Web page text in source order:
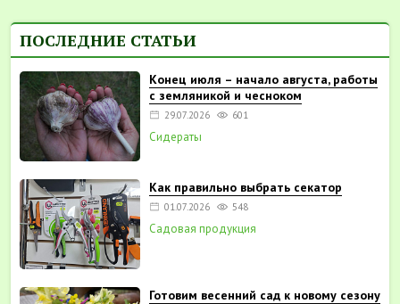
ПОСЛЕДНИЕ СТАТЬИ
Конец июля – начало августа, работы
с земляникой и чесноком
29.07.2026 601
Сидераты
Как правильно выбрать секатор
01.07.2026 548
Садовая продукция
Готовим весенний сад к новому сезону